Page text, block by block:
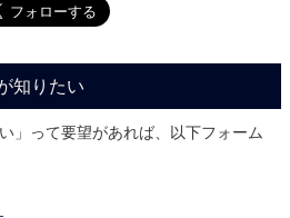
知りたい
」って要望があれば、以下フォーム